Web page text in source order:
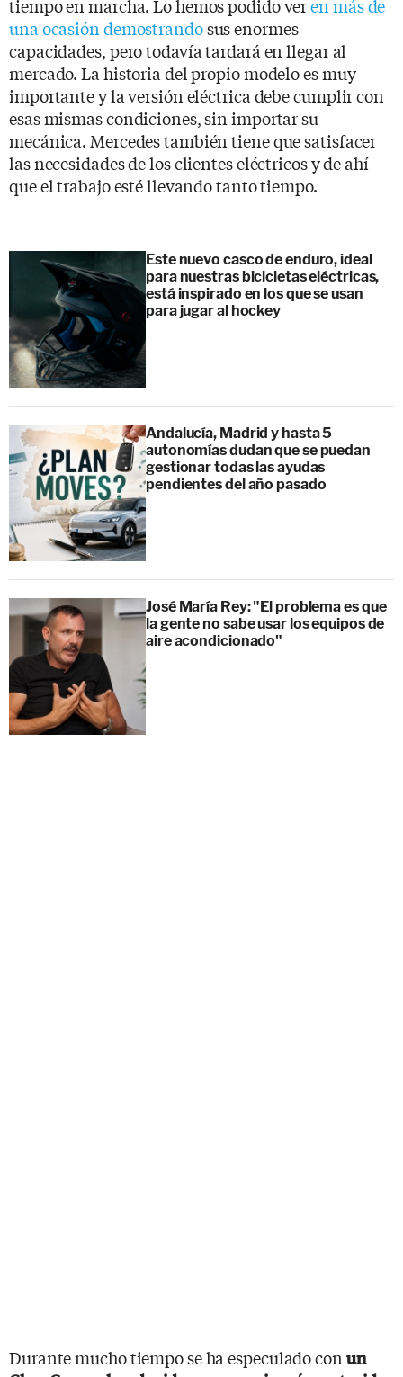
tiempo en marcha. Lo hemos podido veren más de
una ocasión demostrandosus enormes
capacidades, pero todavía tardará en llegar al
mercado. La historia del propio modelo es muy
importante y la versión eléctrica debe cumplir con
esas mismas condiciones, sin importar su
mecánica. Mercedes también tiene que satisfacer
las necesidades de los clientes eléctricos y de ahí
que el trabajo esté llevando tanto tiempo.
Este nuevo casco de enduro, ideal
para nuestras bicicletas eléctricas,
está inspirado en los que se usan
para jugar al hockey
Andalucía, Madrid y hasta 5
autonomías dudan que se puedan
gestionar todas las ayudas
pendientes del año pasado
José María Rey: "El problema es que
la gente no sabe usar los equipos de
aire acondicionado"
Durante mucho tiempo se ha especulado con un